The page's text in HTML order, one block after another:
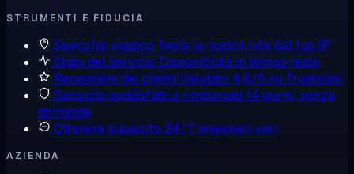
STRUMENTI E FIDUCIA
Specchio magico Testa la nostra rete dal tuo IP
Stato del servizio Disponibilità in tempo reale
Recensioni dei clienti Valutato 4,6/5 su Trustpilot
Garanzia soddisfatti o rimborsati 14 giorni, senza
domande
Ottenere supporto 24/7, ingegneri veri
AZIENDA